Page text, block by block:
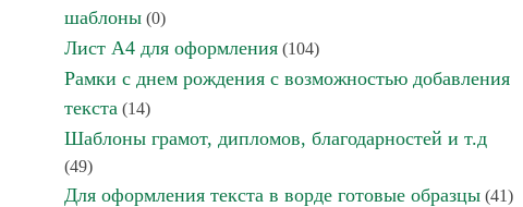
шаблоны (0)
Лист А4 для оформления (104)
Рамки с днем рождения с возможностью добавления
текста (14)
Шаблоны грамот, дипломов, благодарностей и т.д
(49)
Для оформления текста в ворде готовые образцы (41)